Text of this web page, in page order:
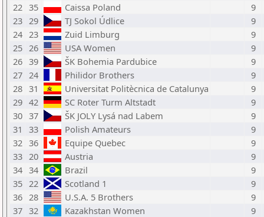
22 35 Caissa Poland
9
23 29 TJ Sokol Údlice
9
24 23 Zuid Limburg
9
25 26 USA Women
9
26 39 ŠK Bohemia Pardubice
9
27 24 Philidor Brothers
9
28 31 Universitat Politècnica de Catalunya
9
29 42 SC Roter Turm Altstadt
9
30 37 ŠK JOLY Lysá nad Labem
9
31
33 Polish Amateurs
9
32 36 Equipe Quebec
9
33 20 Austria
9
34 34 Brazil
9
35 22 Scotland 1
9
36 28 U.S.A. 5 Brothers
9
37 32 Kazakhstan Women
9